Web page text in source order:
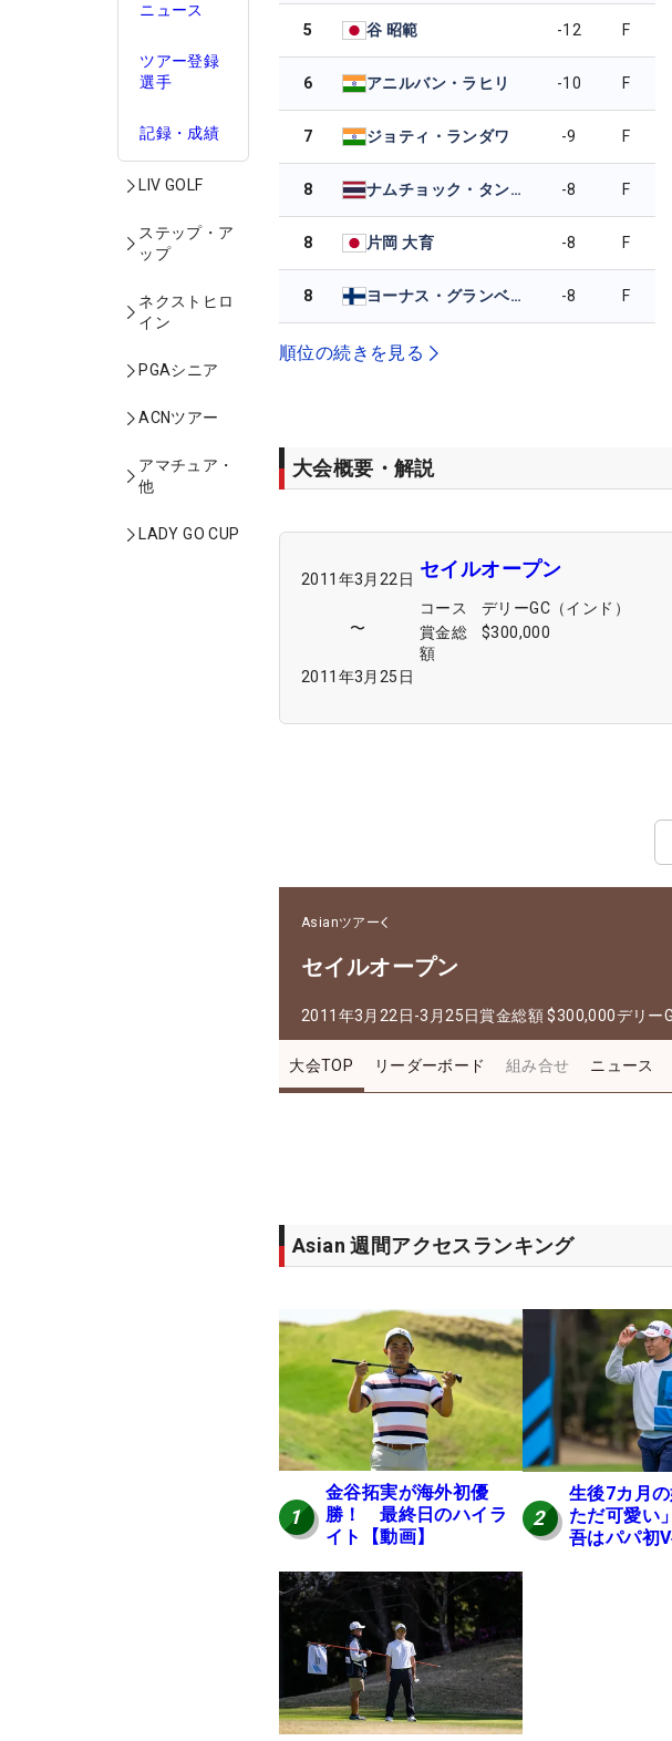
ニュース
ツアー登録
選手
記録・成績
LIV GOLF
ステップ・ア
ップ
ネクストヒロ
イン
PGAシニア
ACNツアー
アマチュア・
他
LADY GO CUP
5 谷 昭範 -12 F
6 アニルバン・ラヒリ -10 F
7 ジョティ・ランダワ -9 F
8 ナムチョック・タンチポカクル -8 F
8 片岡 大育 -8 F
8 ヨーナス・グランベルグ -8 F
順位の続きを見る
大会概要・解説
2011年3月22日
〜
2011年3月25日
セイルオープン
コース
デリーGC（インド）
賞金総
額
$300,000
Asianツアー
セイルオープン
2011年3月22日-3月25日賞金総額 $300,000デリー
大会TOP リーダーボード 組み合せ ニュース
Asian 週間アクセスランキング
1
金谷拓実が海外初優
勝！ 最終日のハイラ
イト【動画】
2
生後7カ月
ただ可愛い
吾はパパ初